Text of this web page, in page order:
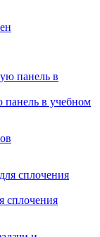
панель в учебном
сплочения